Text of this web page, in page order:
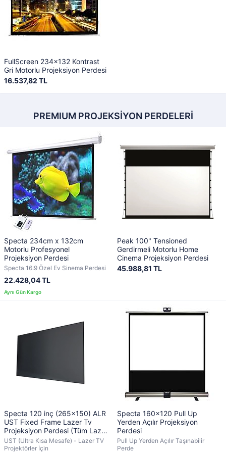
FullScreen 234x132 Kontrast
Gri Motorlu Projeksiyon Perdesi
16.537,82 TL
PREMIUM PROJEKSİYON PERDELERİ
Specta 234cm x 132cm
Motorlu Profesyonel
Projeksiyon Perdesi
Specta 16:9 Özel Ev Sinema Perdesi
22.428,04 TL
Peak 100" Tensioned
Gerdirmeli Motorlu Home
Cinema Projeksiyon Perdesi
45.988,81 TL
Specta 120 inç (265x150) ALR
UST Fixed Frame Lazer Tv
Projeksiyon Perdesi (Tüm Lazer
Tv Projektörler İçin)
UST (Ultra Kısa Mesafe) - Lazer TV
Projektörler İçin
Specta 160x120 Pull Up
Yerden Açılır Projeksiyon
Perdesi
Pull Up Yerden Açılır Taşınabilir
Perde